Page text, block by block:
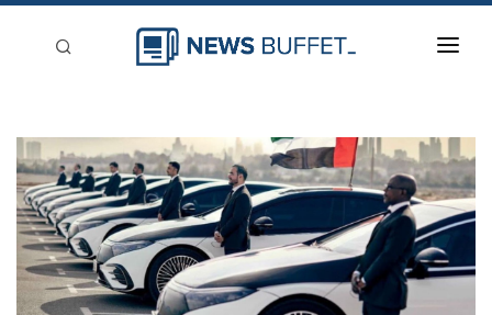
新聞稿分類
登入
刊登